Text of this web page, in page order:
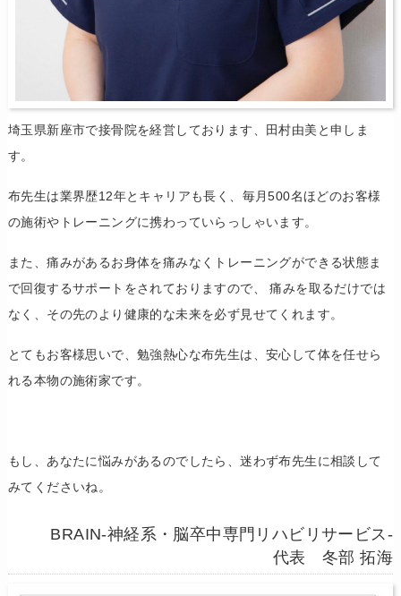
埼玉県新座市で接骨院を経営しております、田村由美と申しま
す。
布先生は業界歴12年とキャリアも長く、毎月500名ほどのお客様
の施術やトレーニングに携わっていらっしゃいます。
また、痛みがあるお身体を痛みなくトレーニングができる状態ま
で回復するサポートをされておりますので、 痛みを取るだけでは
なく、その先のより健康的な未来を必ず見せてくれます。
とてもお客様思いで、勉強熱心な布先生は、安心して体を任せら
れる本物の施術家です。
もし、あなたに悩みがあるのでしたら、迷わず布先生に相談して
みてくださいね。
BRAIN-神経系・脳卒中専門リハビリサービス‐
代表 冬部 拓海